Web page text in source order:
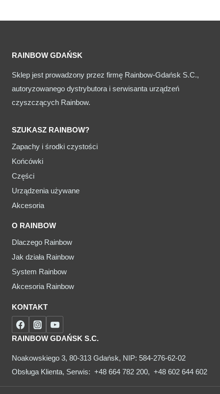
RAINBOW GDAŃSK
Sklep jest prowadzony przez firmę Rainbow-Gdańsk S.C.,
autoryzowanego dystrybutora i serwisanta urządzeń
czyszczących Rainbow.
SZUKASZ RAINBOW?
Zapachy i środki czystości
Końcówki
Części
Urządzenia używane
Akcesoria
O RAINBOW
Dlaczego Rainbow
Jak działa Rainbow
System Rainbow
Akcesoria Rainbow
KONTAKT
RAINBOW GDAŃSK S.C.
Noakowskiego 3, 80-313 Gdańsk, NIP: 584-276-62-02
Obsługa Klienta, Serwis: +48 664 782 200, +48 602 644 602